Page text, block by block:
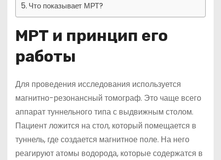
Что показывает МРТ?
МРТ и принцип его
работы
Для проведения исследования используется
магнитно-резонансный томограф. Это чаще всего
аппарат туннельного типа с выдвижным столом.
Пациент ложится на стол, который помещается в
туннель, где создается магнитное поле. На него
реагируют атомы водорода, которые содержатся в